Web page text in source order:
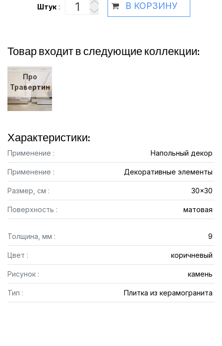
Штук: В КОРЗИНУ
Товар входит в следующие коллекции:
Про
Травертин
Характеристики:
Применение : Напольный декор
Применение : Декоративные элементы
Размер, см : 30x30
Поверхность : матовая
Толщина, мм : 9
Цвет : коричневый
Рисунок : камень
Тип : Плитка из керамогранита